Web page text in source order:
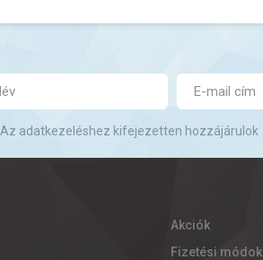
Az adatkezeléshez kifejezetten hozzájárulok
Akciók
Fizetési módok